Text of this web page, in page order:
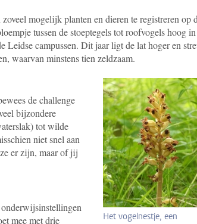
mogelijk planten en dieren te registreren op
tussen de stoeptegels tot roofvogels hoog
campussen. Dit jaar ligt de lat hoger en
waarvan minstenstien zeldzaam.
Het vogelnestje, een
de challenge
bijzondere
tot wilde
niet snel aan
er zijn, maar of jij
mee met drie